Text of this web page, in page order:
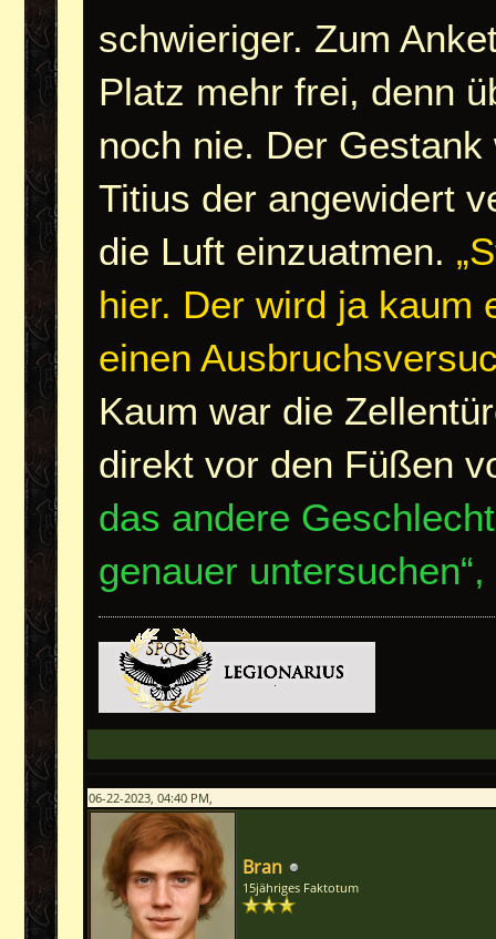
schwieriger. Zum
Platz mehr frei, denn
noch nie. Der
Titius der angewidert
die Luft einzuatmen.
hier. Der wird ja kaum
einen
Kaum war die
direkt vor den Füßen
das andere
genauer untersuchen“,
06-22-2023, 04:40 PM,
Bran
15jähriges Faktotum